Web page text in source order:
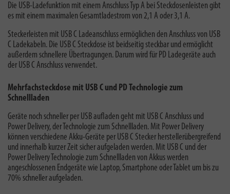
Die USB-Ladefunktion mit einem Anschluss Typ A bei Steckdosenleisten gibt
es mit einem maximalen Gesamtladestrom von 2,1 A oder 3,1 A.
Steckerleisten mit USB C Ladeanschluss ermöglichen den Anschluss von USB
C Ladekabeln. Die USB C Steckdose ist beidseitig steckbar und ermöglicht
außerdem schnellere Übertragungen. Darum wird für PD Ladegeräte auch
der USB C Anschluss verwendet.
Mehrfachsteckdose mit USB C und PD Technologie zum
Schnellladen
Geräte noch schneller per USB aufladen geht mit USB C Anschluss und
Power Delivery, der Technologie zum Schnellladen. Mit Power Delivery
können verschiedene Akku-Geräte per USB C Stecker herstellerübergreifend
und innerhalb kurzer Zeit sicher aufgeladen werden. Mit USB C und der
Power Delivery Technologie zum Schnellladen von Akkus werden
angeschlossenen Endgeräte wie Laptop, Smartphone oder Tablet um bis zu
70% schneller aufgeladen.